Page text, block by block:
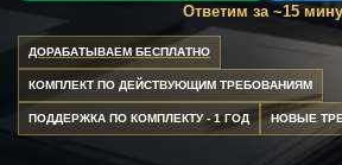
Ответим за ~15
ДОРАБАТЫВАЕМ БЕСПЛАТНО
КОМПЛЕКТ ПО ДЕЙСТВУЮЩИМ ТРЕБОВАНИЯМ
ПОДДЕРЖКА ПО КОМПЛЕКТУ - 1 ГОД НОВЫЕ